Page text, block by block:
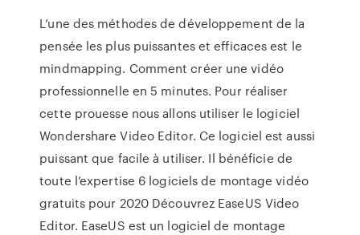
L’une des méthodes de développement de la
pensée les plus puissantes et efficaces est le
mindmapping. Comment créer une vidéo
professionnelle en 5 minutes. Pour réaliser
cette prouesse nous allons utiliser le logiciel
Wondershare Video Editor. Ce logiciel est aussi
puissant que facile à utiliser. Il bénéficie de
toute l’expertise 6 logiciels de montage vidéo
gratuits pour 2020 Découvrez EaseUS Video
Editor. EaseUS est un logiciel de montage